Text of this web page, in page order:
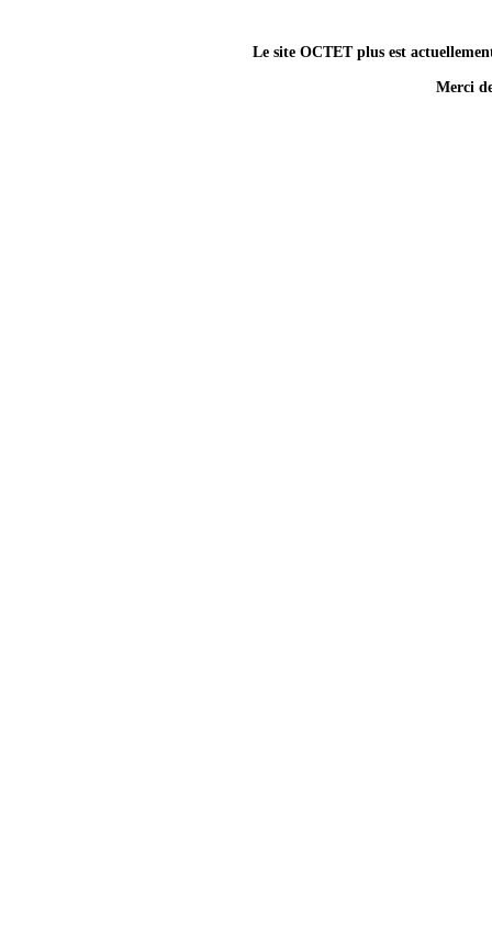
Le site OCTET plus est
Merci